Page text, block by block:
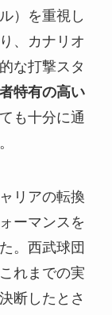
）を重視し
、カナリオ
な打撃スタ
特有の高い
も十分に通
リアの転換
ーマンスを
。西武球団
れまでの実
断したとさ